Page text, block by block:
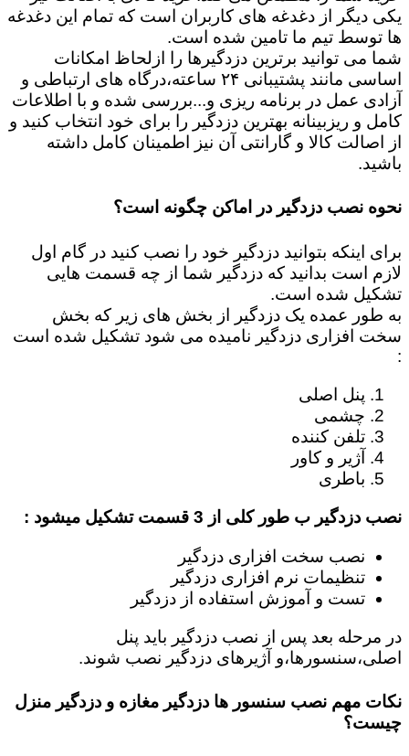
یکی دیگر از دغدغه های کاربران است که تمام این دغدغه
ها توسط تیم ما تامین شده است.
شما می توانید برترین دزدگیرها را ازلحاظ امکانات
اساسی مانند پشتیبانی ۲۴ ساعته،درگاه های ارتباطی و
آزادی عمل در برنامه ریزی و...بررسی شده و با اطلاعات
کامل و ریزبینانه بهترین دزدگیر را برای خود انتخاب کنید و
از اصالت کالا و گارانتی آن نیز اطمینان کامل داشته
باشید.
نحوه نصب دزدگیر در اماکن چگونه است؟
برای اینکه بتوانید دزدگیر خود را نصب کنید در گام اول
لازم است بدانید که دزدگیر شما از چه قسمت هایی
تشکیل شده است.
به طور عمده یک دزدگیر از بخش های زیر که بخش
سخت افزاری دزدگیر نامیده می شود تشکیل شده است
:
پنل اصلی
چشمی
تلفن کننده
آژیر و کاور
باطری
نصب دزدگیر ب طور کلی از 3 قسمت تشکیل میشود :
نصب سخت افزاری دزدگیر
تنظیمات نرم افزاری دزدگیر
تست و آموزش استفاده از دزدگیر
در مرحله بعد پس از نصب دزدگیر باید پنل
اصلی،سنسورها،و آژیرهای دزدگیر نصب شوند.
نکات مهم نصب سنسور ها دزدگیر مغازه و دزدگیر منزل
چیست؟